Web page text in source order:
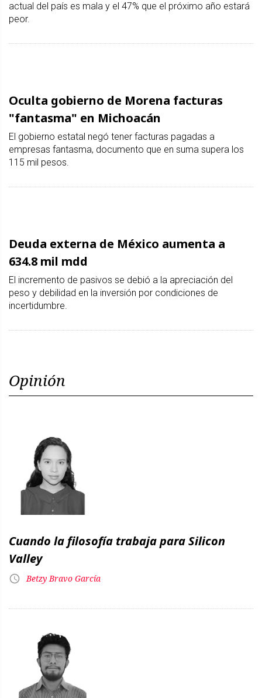
actual del país es mala y el 47% que el próximo año estará
peor.
Oculta gobierno de Morena facturas
"fantasma" en Michoacán
El gobierno estatal negó tener facturas pagadas a
empresas fantasma, documento que en suma supera los
115 mil pesos.
Deuda externa de México aumenta a
634.8 mil mdd
El incremento de pasivos se debió a la apreciación del
peso y debilidad en la inversión por condiciones de
incertidumbre.
Opinión
Cuando la filosofía trabaja para Silicon
Valley
Betzy Bravo García